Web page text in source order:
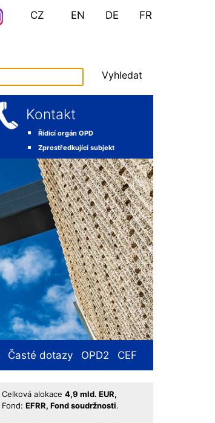
CZ EN DE FR
Vyhledat
Kontakt
Řídicí orgán OPD
Zprostředkující subjekt
Časté dotazy OPD2 CEF
Celková alokace 4,9 mld. EUR,
Fond: EFRR, Fond soudržnosti.